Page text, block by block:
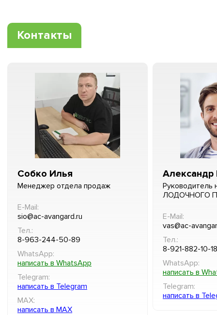
Контакты
Собко Илья
Менеджер отдела продаж
E-Mail:
sio@ac-avangard.ru
Тел.:
8-963-244-50-89
WhatsApp:
написать в WhatsApp
Telegram:
написать в Telegram
MAX:
написать в MAX
Александр
Руководитель
ЛОДОЧНОГО
E-Mail:
vas@ac-
Тел.:
8-921-882-10-18
WhatsApp:
написать в
Telegram:
написать в